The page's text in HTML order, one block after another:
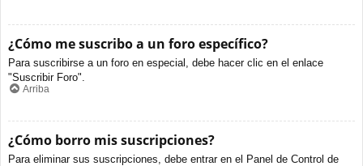
¿Cómo me suscribo a un foro específico?
Para suscribirse a un foro en especial, debe hacer clic en el enlace
"Suscribir Foro".
Arriba
¿Cómo borro mis suscripciones?
Para eliminar sus suscripciones, debe entrar en el Panel de Control de